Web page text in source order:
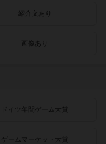
紹介文あり
画像あり
ドイツ年間ゲーム大賞
ゲームマーケット大賞